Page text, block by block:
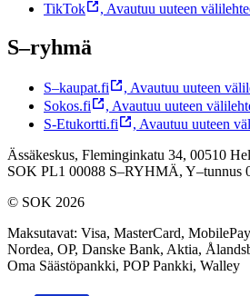
TikTok
, Avautuu uuteen
S–ryhmä
S–kaupat.fi , Avautuu uuteen
Sokos.fi
, Avautuu uuteen
S-Etukortti.fi
, Avautuu uuteen
Ässäkeskus, Fleminginkatu 34, 00510
SOK PL1 00088 S–RYHMÄ, Y–tunnus
© SOK 2026
Maksutavat: Visa, MasterCard,
Nordea, OP, Danske Bank, Aktia,
Oma Säästöpankki, POP Pankki, Walley